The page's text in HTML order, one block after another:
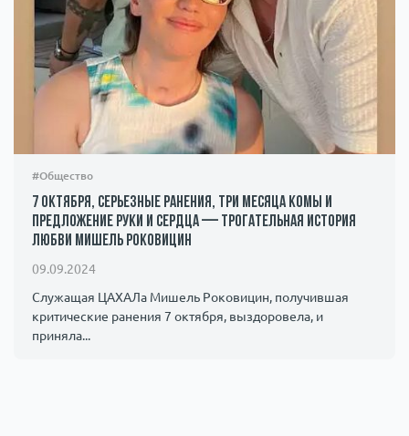
#Общество
7 октября, серьезные ранения, три месяца комы и
предложение руки и сердца — трогательная история
любви Мишель Роковицин
09.09.2024
Служащая ЦАХАЛа Мишель Роковицин, получившая
критические ранения 7 октября, выздоровела, и
приняла...